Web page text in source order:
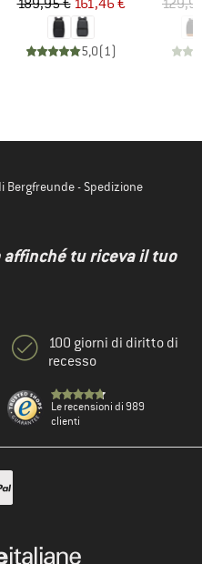
189,95 € 161,46 €
5,0(1)
Bergfreunde - Spedizione
affinché tu riceva il tuo
100 giorni di diritto di
recesso
Le recensioni di 989
clienti